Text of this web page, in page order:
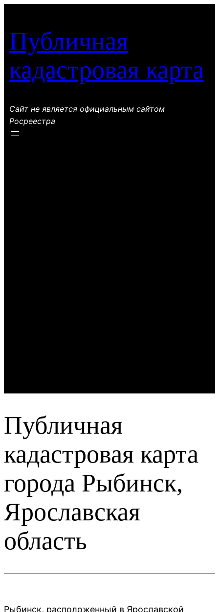
содержимому
Публичная
кадастровая карта
Сайт не является официальным сайтом
Росреестра
Публичная
кадастровая карта
города Рыбинск,
Ярославская
область
Рыбинск, расположенный в Ярославской